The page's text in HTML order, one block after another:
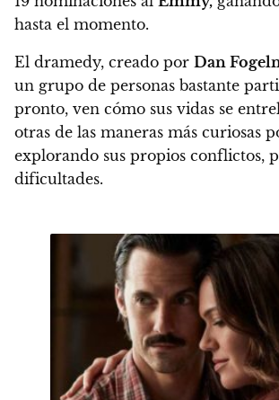
hasta el momento.
El dramedy, creado por Dan
un grupo de personas bastante
pronto, ven cómo sus vidas se
otras de las maneras más curiosas
explorando sus propios conflictos,
dificultades.